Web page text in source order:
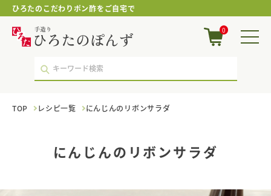
ひろたのこだわりポン酢をご自宅で
に
の
ン
ダ
｜
酢・
0
TOP レシピ一覧 にんじんのリボンサラダ
にんじんのリボンサラダ